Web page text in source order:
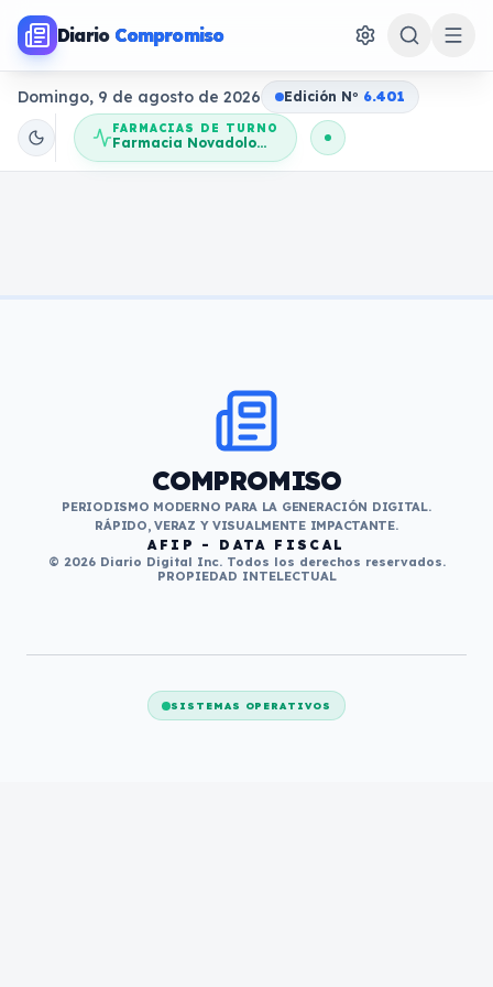
Diario Compromiso
Domingo, 9 de agosto de 2026 Edición No 6.401
FARMACIAS DE TURNO
Farmacia Novadolores
COMPROMISO
PERIODISMO MODERNO PARA LA GENERACIÓN DIGITAL.
RÁPIDO, VERAZ Y VISUALMENTE IMPACTANTE.
AFIP - DATA FISCAL
© 2026 Diario Digital Inc. Todos los derechos reservados.
PROPIEDAD INTELECTUAL
SISTEMAS OPERATIVOS